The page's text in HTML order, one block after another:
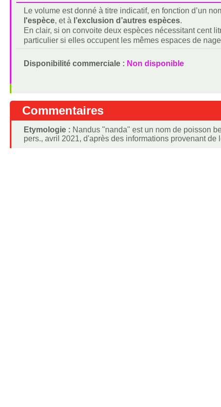
Le volume est donné à titre indicatif, en fonction d’un
l'espèce, et à l’exclusion d’autres espèces.
En clair, si on convoite deux espèces nécessitant cent
particulier si elles occupent les mêmes espaces de
Disponibilité commerciale : Non disponible
Commentaires
Etymologie : Nandus "nanda" est un nom de poisson
pers., avril 2021, d'après des informations provenant de